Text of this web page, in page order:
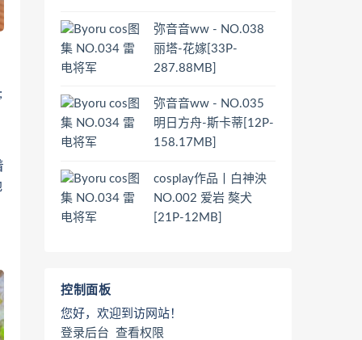
弥音音ww - NO.038
丽塔-花嫁[33P-
287.88MB]
弥音音ww - NO.035
明日方舟-斯卡蒂[12P-
158.17MB]
cosplay作品丨白神泱
NO.002 爱岩 獒犬
[21P-12MB]
控制面板
您好，欢迎到访网站！
登录后台 查看权限